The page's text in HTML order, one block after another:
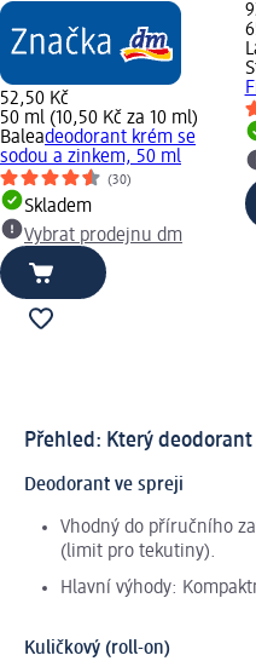
52,50 Kč
50 ml (10,50 Kč za 10 ml)
Baleadeodorant krém se
sodou a zinkem, 50 ml
(30)
Skladem
Vybrat prodejnu dm
Přehled: Který
Deodorant ve spreji
Vhodný do příručního
(limit pro tekutiny).
Hlavní výhody:
Kuličkový (roll-on)